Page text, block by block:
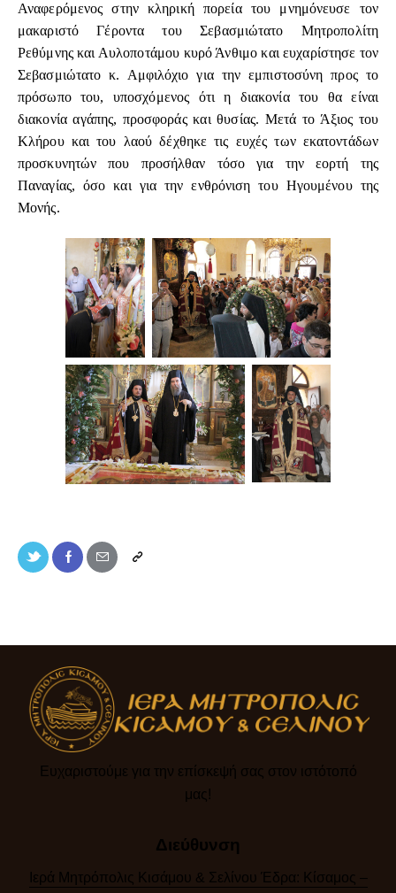
Αναφερόμενος στην κληρική πορεία του μνημόνευσε τον
μακαριστό Γέροντα του Σεβασμιώτατο Μητροπολίτη
Ρεθύμνης και Αυλοποτάμου κυρό Άνθιμο και ευχαρίστησε τον
Σεβασμιώτατο κ. Αμφιλόχιο για την εμπιστοσύνη προς το
πρόσωπο του, υποσχόμενος ότι η διακονία του θα είναι
διακονία αγάπης, προσφοράς και θυσίας. Μετά το Άξιος του
Κλήρου και του λαού δέχθηκε τις ευχές των εκατοντάδων
προσκυνητών που προσήλθαν τόσο για την εορτή της
Παναγίας, όσο και για την ενθρόνιση του Ηγουμένου της
Μονής.
Ευχαριστούμε για την επίσκεψή σας στον ιστότοπό
μας!​
Διεύθυνση
Ιερά Μητρόπολις Κισάμου & Σελίνου Έδρα: Κίσαμος –